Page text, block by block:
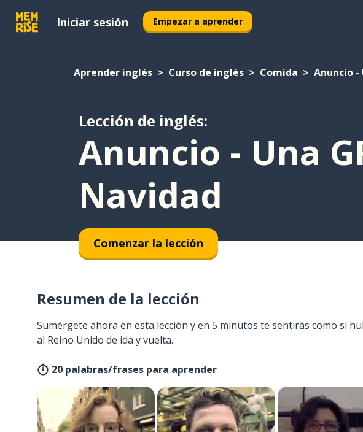
Iniciar sesión Empezar a aprender
Aprender inglés Curso de inglés Comida Anuncio -
Lección de inglés:
Anuncio - Una
Navidad
Comenzar la lección
Resumen de la lección
Sumérgete ahora en esta lección y en 5 minutos te sentirás como si
al Reino Unido de ida y vuelta.
20 palabras/frases para aprender